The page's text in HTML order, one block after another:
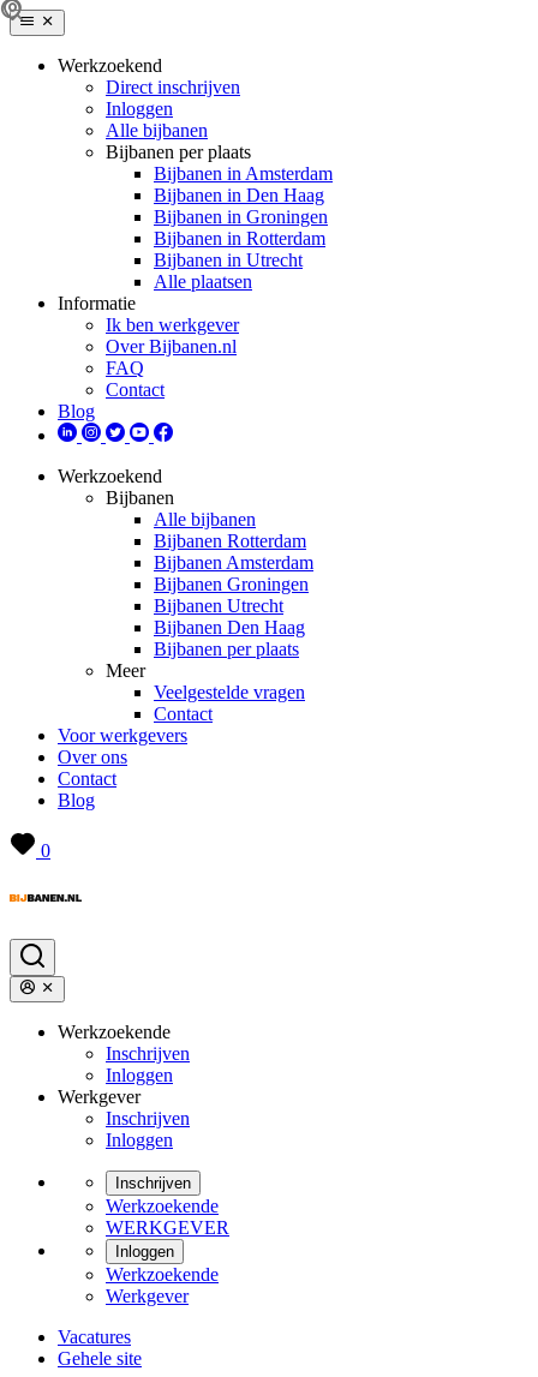
Werkzoekend
Direct inschrijven
Inloggen
Alle bijbanen
Bijbanen per plaats
Bijbanen in Amsterdam
Bijbanen in Den Haag
Bijbanen in Groningen
Bijbanen in Rotterdam
Bijbanen in Utrecht
Alle plaatsen
Informatie
Ik ben werkgever
Over Bijbanen.nl
FAQ
Contact
Blog
Werkzoekend
Bijbanen
Alle bijbanen
Bijbanen Rotterdam
Bijbanen Amsterdam
Bijbanen Groningen
Bijbanen Utrecht
Bijbanen Den Haag
Bijbanen per plaats
Meer
Veelgestelde vragen
Contact
Voor werkgevers
Over ons
Contact
Blog
0
Werkzoekende
Inschrijven
Inloggen
Werkgever
Inschrijven
Inloggen
Inschrijven
Werkzoekende
WERKGEVER
Inloggen
Werkzoekende
Werkgever
Vacatures
Gehele site